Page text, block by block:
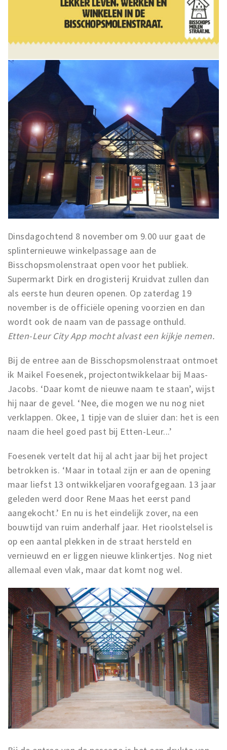
Bezienswaardigheden
Musea, theaters & podia
Uitjes & activiteiten
Toeristische routes
Natuurgebieden
Baroniepoorten
Sport
Andere City Apps
Inloggen
Dinsdagochtend 8 november om 9.00 uur gaat de
splinternieuwe winkelpassage aan de
Bisschopsmolenstraat open voor het publiek.
Supermarkt Dirk en drogisterij Kruidvat zullen dan
als eerste hun deuren openen. Op zaterdag 19
november is de officiële opening voorzien en dan
wordt ook de naam van de passage onthuld.
Etten-Leur City App mocht alvast een kijkje nemen.
Bij de entree aan de Bisschopsmolenstraat ontmoet
ik Maikel Foesenek, projectontwikkelaar bij Maas-
Jacobs. ‘Daar komt de nieuwe naam te staan’, wijst
hij naar de gevel. ‘Nee, die mogen we nu nog niet
verklappen. Okee, 1 tipje van de sluier dan: het is een
naam die heel goed past bij Etten-Leur...’
Foesenek vertelt dat hij al acht jaar bij het project
betrokken is. ‘Maar in totaal zijn er aan de opening
maar liefst 13 ontwikkeljaren voorafgegaan. 13 jaar
geleden werd door Rene Maas het eerst pand
aangekocht.’ En nu is het eindelijk zover, na een
bouwtijd van ruim anderhalf jaar. Het rioolstelsel is
op een aantal plekken in de straat hersteld en
vernieuwd en er liggen nieuwe klinkertjes. Nog niet
allemaal even vlak, maar dat komt nog wel.